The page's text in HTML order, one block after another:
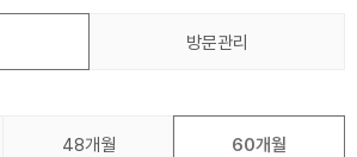
방문관리
48개월 60개월